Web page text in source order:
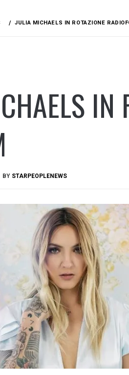
JULIA MICHAELS IN ROTAZIONE
IN
BY STARPEOPLENEWS